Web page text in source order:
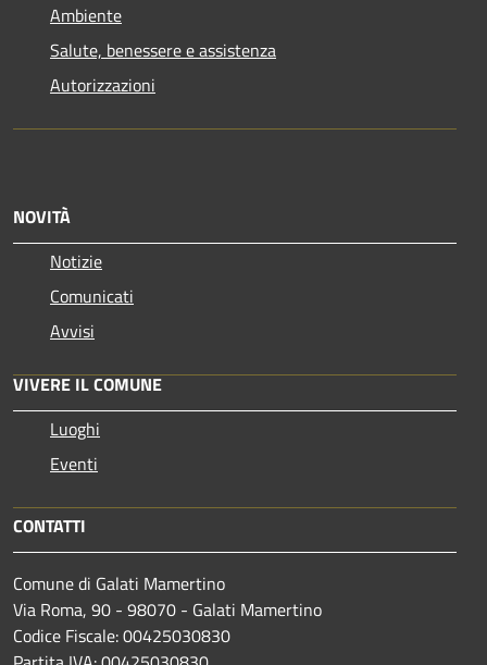
Ambiente
Salute, benessere e assistenza
Autorizzazioni
NOVITÀ
Notizie
Comunicati
Avvisi
VIVERE IL COMUNE
Luoghi
Eventi
CONTATTI
Comune di Galati Mamertino
Via Roma, 90 - 98070 - Galati Mamertino
Codice Fiscale: 00425030830